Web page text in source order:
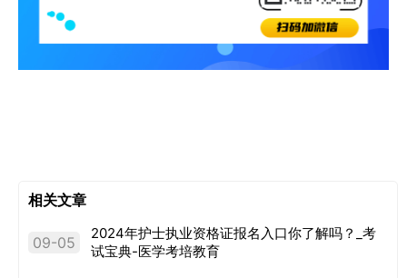
相关文章
09-05
2024年护士执业资格证报名入口你了解吗？_考
试宝典-医学考培教育